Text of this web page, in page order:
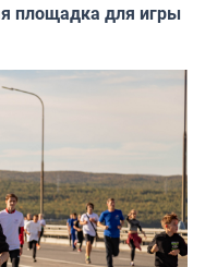
площадка для игры